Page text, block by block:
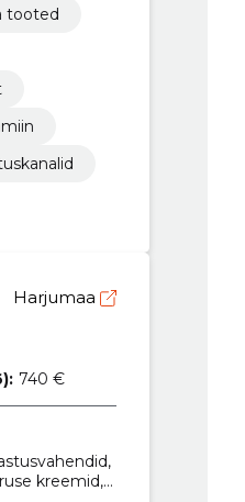
tooted
Harjumaa
740 €
kreemid,